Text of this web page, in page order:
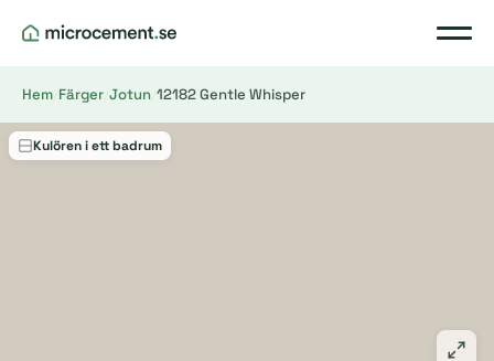
Hem Färger Jotun 12182 Gentle Whisper
Kulören i ett badrum